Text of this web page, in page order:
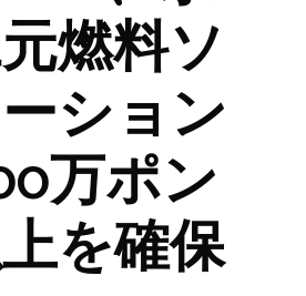
燃料ソ
ション
万ポン
を確保